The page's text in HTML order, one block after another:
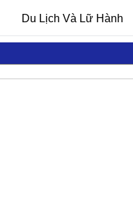
Du Lịch Và Lữ Hành